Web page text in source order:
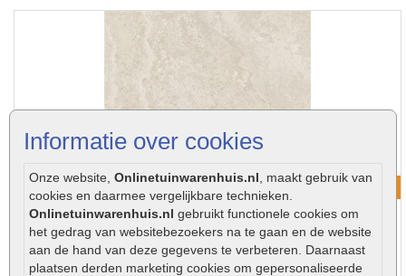
Informatie over cookies
Onze website, Onlinetuinwarenhuis.nl , maakt gebruik van
cookies en daarmee vergelijkbare technieken.
Onlinetuinwarenhuis.nl gebruikt functionele cookies om
het gedrag van websitebezoekers na te gaan en de website
aan de hand van deze gegevens te verbeteren. Daarnaast
plaatsen derden marketing cookies om gepersonaliseerde
Korting mogelijk!
Keramische tegel 60x120x2 cm Roma Avorio
Keramische tegel 60x120x2 cm Roma Avorio..
€ 71,70